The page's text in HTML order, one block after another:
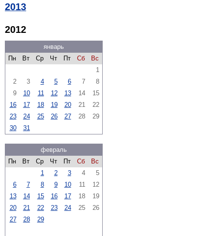
2013
2012
январь
Пн
Вт Ср Чт Пт Сб
Вс
1
2
3 4 5 6 7
8
9
10 11 12 13 14
15
16
17 18 19 20 21
22
23
24 25 26 27 28
29
30
31
февраль
Пн
Вт Ср Чт Пт Сб
Вс
1
2 3 4
5
6
7 8 9 10 11
12
13
14 15 16 17 18
19
20
21 22 23 24 25
26
27
28 29